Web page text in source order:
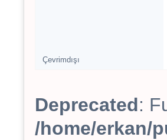
Çevrimdışı
Deprecated:
/home/erkan/